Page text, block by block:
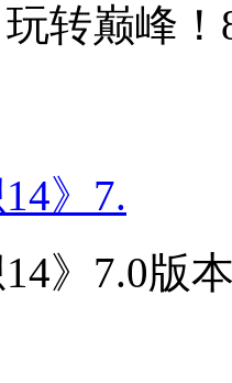
转巅峰
》7.
14》7.0版